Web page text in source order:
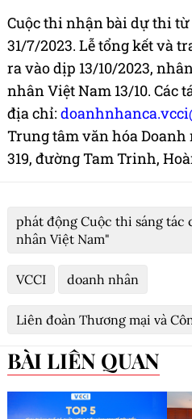
Cuộc thi nhận bài dự thi từ
31/7/2023. Lễ tổng kết và
ra vào dịp 13/10/2023,
nhân Việt Nam 13/10. Các
địa chỉ:
Trung tâm văn hóa Doanh
319, đường Tam Trinh,
phát động Cuộc thi sáng tác
nhân Việt Nam"
VCCI doanh nhân
Liên đoàn Thương mại và
BÀI LIÊN QUAN